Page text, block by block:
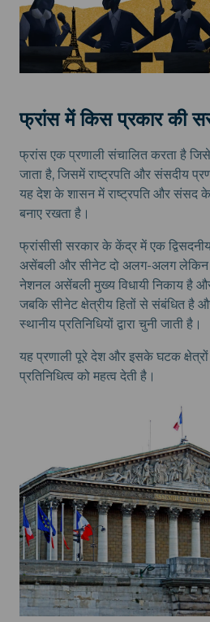
फ्रांस में किस प्रकार की
फ्रांस एक प्रणाली संचालित करता है जिसे
जाता है, जिसमें राष्ट्रपति और संसदीय
यह देश के शासन में राष्ट्रपति और संसद
बनाए रखता है।
फ्रांसीसी सरकार के केंद्र में एक
असेंबली और सीनेट दो अलग-अलग लेकिन
नेशनल असेंबली मुख्य विधायी निकाय है और
जबकि सीनेट क्षेत्रीय हितों से संबंधित है
स्थानीय प्रतिनिधियों द्वारा चुनी जाती है।
यह प्रणाली पूरे देश और इसके घटक
प्रतिनिधित्व को महत्व देती है।